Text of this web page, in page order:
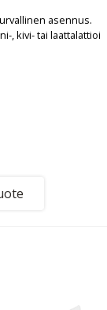
asennus.
, kivi- tai laattalattioilla.